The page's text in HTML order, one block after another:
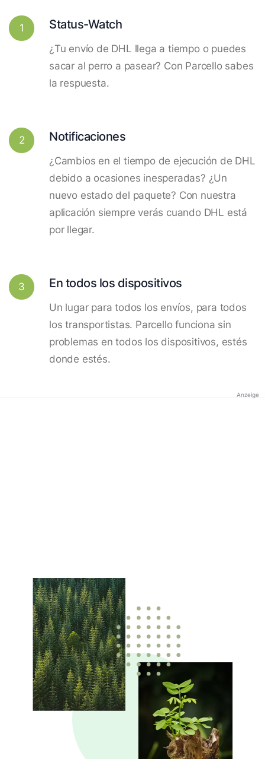
1 Status-Watch
¿Tu envío de DHL llega a tiempo o puedes
sacar al perro a pasear? Con Parcello sabes
la respuesta.
2 Notificaciones
¿Cambios en el tiempo de ejecución de DHL
debido a ocasiones inesperadas? ¿Un
nuevo estado del paquete? Con nuestra
aplicación siempre verás cuando DHL está
por llegar.
3 En todos los dispositivos
Un lugar para todos los envíos, para todos
los transportistas. Parcello funciona sin
problemas en todos los dispositivos, estés
donde estés.
Anzeige